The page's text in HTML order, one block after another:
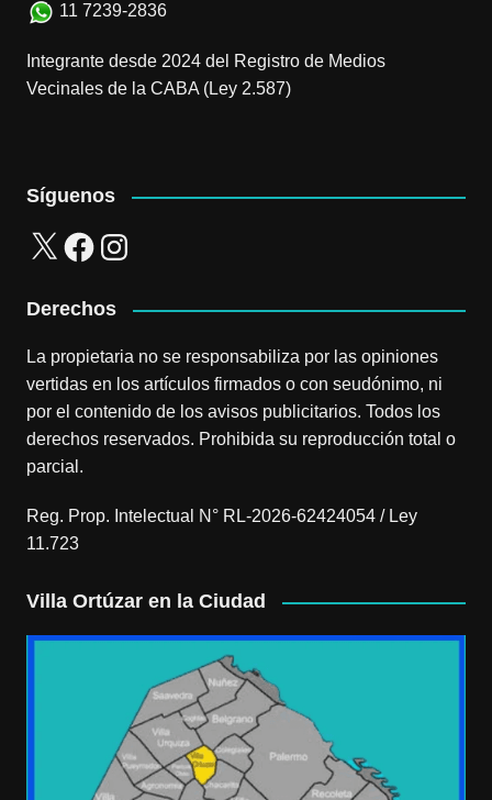
11 7239-2836
Integrante desde 2024 del Registro de Medios
Vecinales de la CABA (Ley 2.587)
Síguenos
X FacebookInstagram
Derechos
La propietaria no se responsabiliza por las opiniones
vertidas en los artículos firmados o con seudónimo, ni
por el contenido de los avisos publicitarios. Todos los
derechos reservados. Prohibida su reproducción total o
parcial.
Reg. Prop. Intelectual N° RL-2026-62424054 / Ley
11.723
Villa Ortúzar en la Ciudad